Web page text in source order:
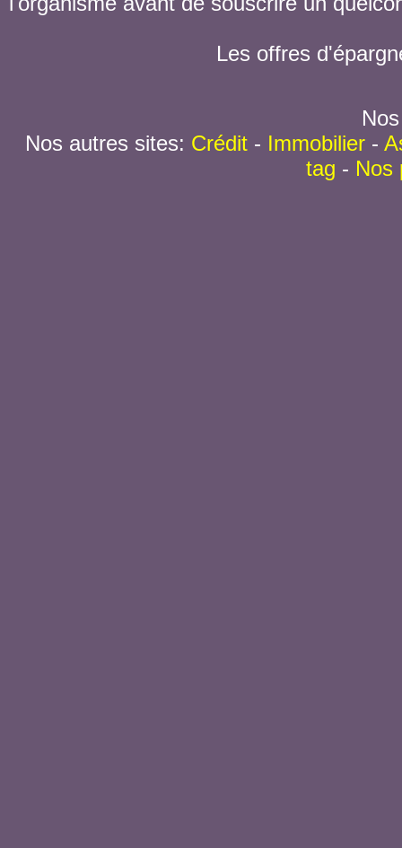
Les offres
Nos autres sites: Crédit- Immobilier-
tag - Nos